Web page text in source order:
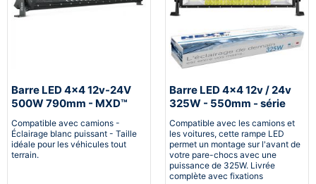
Barre LED 4x4 12v-24V
500W 790mm - MXD™
Compatible avec camions -
Éclairage blanc puissant - Taille
idéale pour les véhicules tout
terrain.
Barre LED 4x4 12v / 24v
325W - 550mm - série
Compatible avec les camions et
les voitures, cette rampe LED
permet un montage sur l'avant de
votre pare-chocs avec une
puissance de 325W. Livrée
complète avec fixations